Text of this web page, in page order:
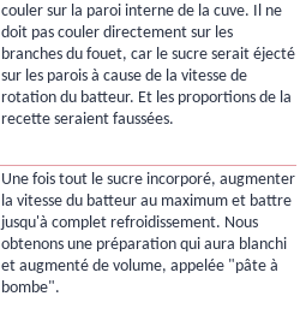
couler sur la paroi interne de la cuve. Il ne
doit pas couler directement sur les
branches du fouet, car le sucre serait éjecté
sur les parois à cause de la vitesse de
rotation du batteur. Et les proportions de la
recette seraient faussées.
Une fois tout le sucre incorporé, augmenter
la vitesse du batteur au maximum et battre
jusqu'à complet refroidissement. Nous
obtenons une préparation qui aura blanchi
et augmenté de volume, appelée "pâte à
bombe".